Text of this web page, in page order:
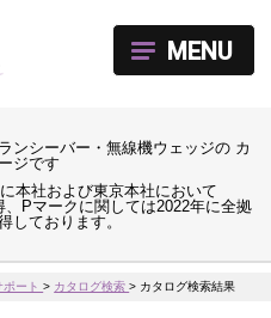
ンシーバー・無線機ウェッジの カ
ジです
本社および東京本社において
、Pマークに関しては2022年に全拠
しております。
MENU
ポート> カタログ検索> カタログ検索結果